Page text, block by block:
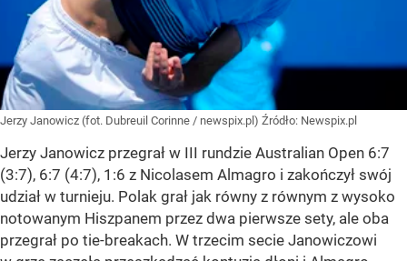
Jerzy Janowicz (fot. Dubreuil Corinne / newspix.pl) Źródło: Newspix.pl
Jerzy Janowicz przegrał w III rundzie Australian Open 6:7
(3:7), 6:7 (4:7), 1:6 z Nicolasem Almagro i zakończył swój
udział w turnieju. Polak grał jak równy z równym z wysoko
notowanym Hiszpanem przez dwa pierwsze sety, ale oba
przegrał po tie-breakach. W trzecim secie Janowiczowi